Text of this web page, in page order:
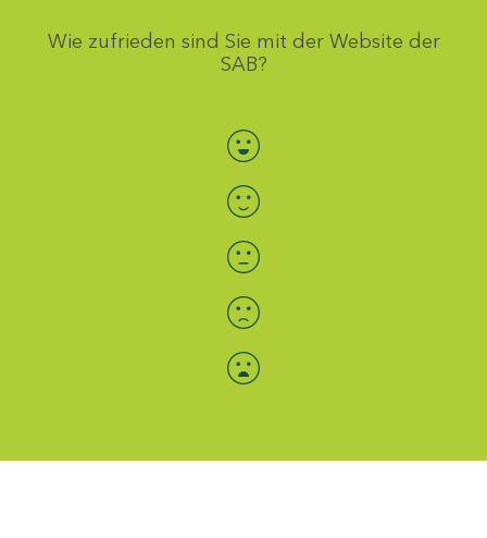
Wie zufrieden sind Sie mit der Website der
SAB?
Bewertung auswählen